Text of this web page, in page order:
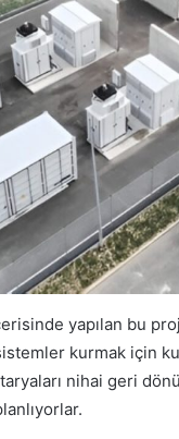
yapılan bu
kurmak için
nihai geri